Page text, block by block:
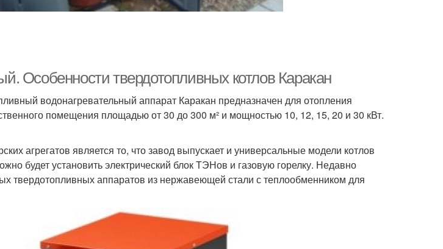
Особенности твердотопливных котлов Каракан
водонагревательный аппарат Каракан предназначен для отопления
помещения площадью от 30 до 300 м² и мощностью 10, 12, 15, 20 и 30 кВт.
агрегатов является то, что завод выпускает и универсальные модели котлов
будет установить электрический блок ТЭНов и газовую горелку. Недавно
твердотопливных аппаратов из нержавеющей стали с теплообменником для